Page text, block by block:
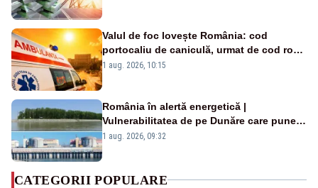
Valul de foc lovește România: cod
portocaliu de caniculă, urmat de cod roșu
duminică. Temperaturile urcă spre 40°C
1 aug. 2026, 10:15
România în alertă energetică |
Vulnerabilitatea de pe Dunăre care pune
în pericol Centrala Cernavodă era
1 aug. 2026, 09:32
CATEGORII POPULARE